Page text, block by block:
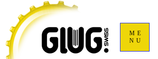
ME
NU